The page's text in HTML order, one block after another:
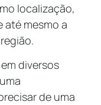
localização,
mesmo a
diversos
de uma